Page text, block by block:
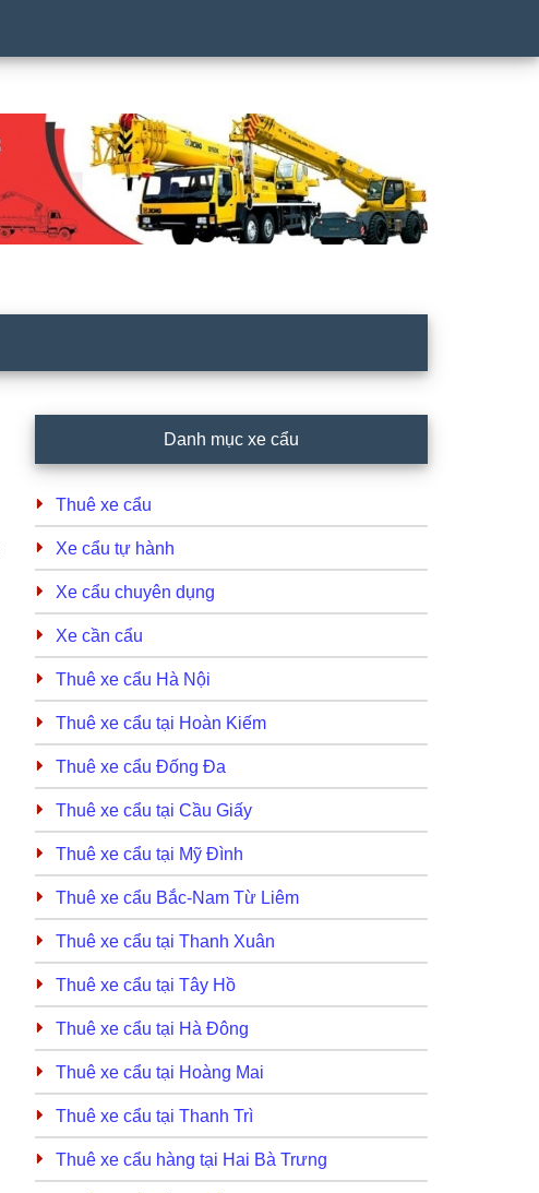
Sidebar
Danh mục xe cẩu
Thuê xe cẩu
Xe cẩu tự hành
Xe cẩu chuyên dụng
Xe cần cẩu
Thuê xe cẩu Hà Nội
Thuê xe cẩu tại Hoàn Kiếm
Thuê xe cẩu Đống Đa
Thuê xe cẩu tại Cầu Giấy
Thuê xe cẩu tại Mỹ Đình
Thuê xe cẩu Bắc-Nam Từ Liêm
Thuê xe cẩu tại Thanh Xuân
Thuê xe cẩu tại Tây Hồ
Thuê xe cẩu tại Hà Đông
Thuê xe cẩu tại Hoàng Mai
Thuê xe cẩu tại Thanh Trì
Thuê xe cẩu hàng tại Hai Bà Trưng